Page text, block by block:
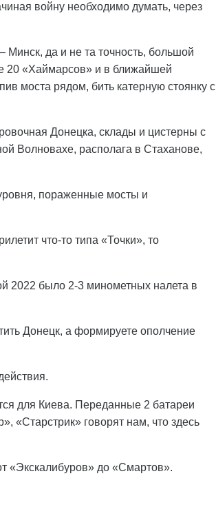
войну необходимо думать, через
да и не та точность, большой
20 «Хаймарсов» и в ближайшей
моста рядом, бить катерную стоянку с
Донецка, склады и цистерны с
Волновахе, располага в Стаханове,
пораженные мосты и
что-то типа «Точки», то
2022 было 2-3 минометных налета в
Донецк, а формируете ополчение
для Киева. Переданные 2 батареи
«Старстрик» говорят нам, что здесь
«Экскалибуров» до «Смартов».